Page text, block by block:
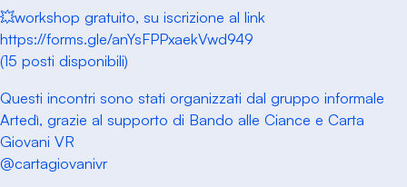
💥workshop gratuito, su iscrizione al link
https://forms.gle/anYsFPPxaekVwd949
(15 posti disponibili)
Questi incontri sono stati organizzati dal gruppo informale
Artedì, grazie al supporto di Bando alle Ciance e Carta
Giovani VR
@cartagiovanivr